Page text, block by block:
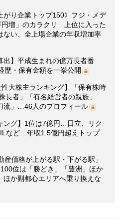
り企業トップ150》フジ・メデ
円増」のカラクリ 上位に入った
ない、全上場企業の年収増加率
出】平成生まれの億万長者番
歴・保有金額を一挙公開
性大株主ランキング】「保有株時
長者」「有名経営者の親族」
流」…46人のプロフィール
ング】1位は7億円…日立、リク
など…年収1.5億円超えトップ
産価格が上がる駅・下がる駅」
位は「勝どき」「豊洲」ほか
ほか副都心エリアへ乗り換えな